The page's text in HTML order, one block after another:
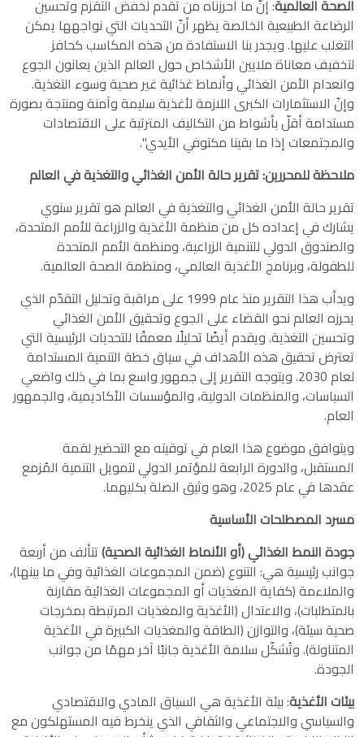
الصحة العالمية: إنّ ما أحرزناه من تقدم لخفض التقزم وتحسين
الرضاعة الطبيعية الخالصة يظهر أنّ التحديات التي نواجهها يمكن
التغلب عليها. ويجدر بنا الاستفادة من هذه المكاسب كحافز
لتخفيف معاناة ملايين الأشخاص حول العالم الذين يعانون الجوع
وانعدام الأمن الغذائي وأنماط غذائية غير صحية وسوء التغذية.
وإنّ الاستثمارات الكبرى اللازمة لأغذية سليمة وآمنة ومنتجة بصورة
مستدامة أقلّ بأشواط من التكاليف المترتبة على الاقتصادات
والمجتمعات إذا ما بقينا مكتوفي الأيدي".
ملاحظة للمحررين: تقرير حالة الأمن الغذائي والتغذية في العالم
تقرير حالة الأمن الغذائي والتغذية في العالم هو تقرير سنوي
يشارك في إعداده كل من منظمة الأغذية والزراعة للأمم المتحدة،
والصندوق الدولي للتنمية الزراعية، ومنظمة الأمم المتحدة
للطفولة، وبرنامج الأغذية العالمي، ومنظمة الصحة العالمية.
ويدأب هذا التقرير منذ عام 1999 على مراقبة وتحليل التقدّم الذي
يحرزه العالم نحو القضاء على الجوع وتحقيق الأمن الغذائي
وتحسين التغذية. ويقدم أيضًا تحليلًا معمقًا للتحديات الرئيسية التي
تعترض تحقيق هذه الأهداف في سياق خطة التنمية المستدامة
لعام 2030. ويتوجه التقرير إلى جمهور واسع بما في ذلك واضعي
السياسات، والمنظمات الدولية، والمؤسسات الأكاديمية، والجمهور
العام.
ويتوافق موضوع هذا العام في توقيته مع التحضير لقمة
المستقبل، والدورة الرابعة للمؤتمر الدولي لتمويل التنمية المُزمع
عقدها في عام 2025، وهو وثيق الصلة بكليهما.
مسرد المصطلحات الأساسية
جودة النمط الغذائي (أو الأنماط الغذائية الصحية)تتألف من أربعة
جوانب رئيسية هي: التنوع (ضمن المجموعات الغذائية وفي ما بينها)،
والملاءمة (كفاية المغذيات أو المجموعات الغذائية مقارنة
بالمتطلبات)، والاعتدال (الأغذية والمغذيات المرتبطة بمخرجات
صحية سيئة)، والتوازن (الطاقة والمغذيات الكبيرة في الأغذية
المتناولة). وتُشكّل سلامة الأغذية جانبًا آخر مهمًا من جوانب
الجودة.
بيئات الأغذية: بيئة الأغذية هي السياق المادي والاقتصادي
والسياسي والاجتماعي والثقافي الذي ينخرط فيه المستهلكون مع